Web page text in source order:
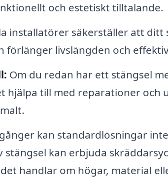
och estetiskt tilltalande.
installatörer säkerställer att
förlänger livslängden och
Om du redan har ett stängsel
hjälpa till med reparationer och
kan standardlösningar
kan erbjuda
handlar om högar, material